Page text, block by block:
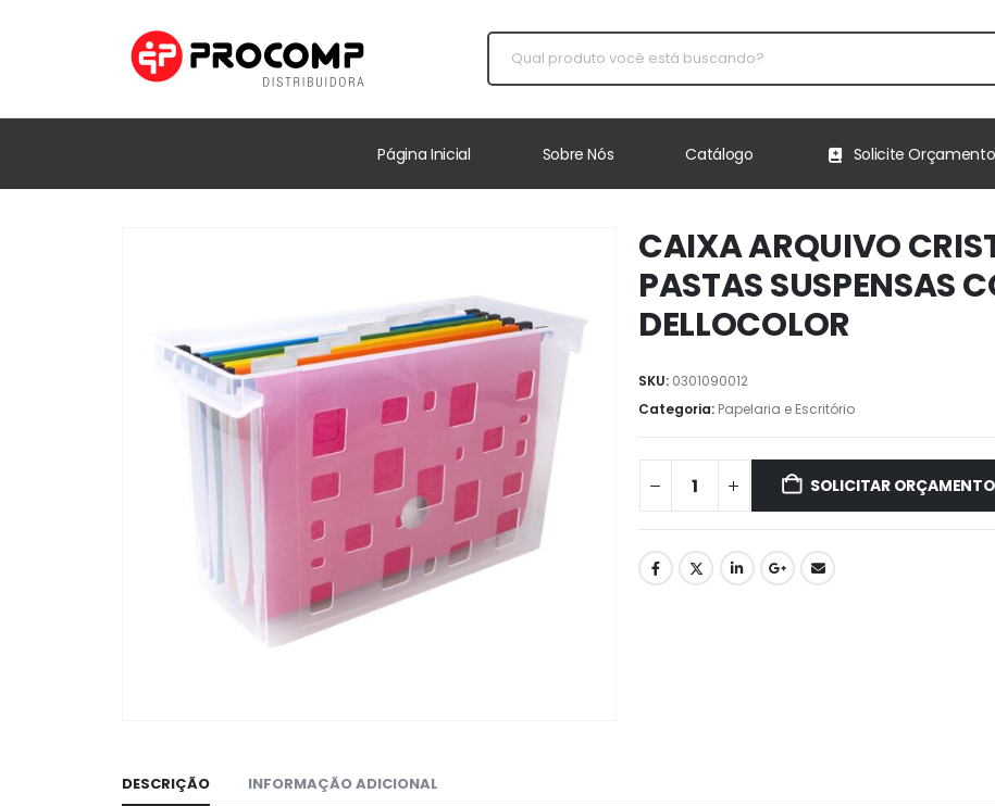
Página Inicial Sobre Nós Catálogo Solicite Orçamento
CAIXA ARQUIVO
PASTAS SUSPENSAS
DELLOCOLOR
SKU: 0301090012
Categoria: Papelaria e Escritório
SOLICITAR ORÇAMENTO
DESCRIÇÃO INFORMAÇÃO ADICIONAL